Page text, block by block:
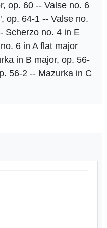
op. 60 -- Valse no. 6
op. 64-1 -- Valse no.
Scherzo no. 4 in E
6 in A flat major
in B major, op. 56-
56-2 -- Mazurka in C